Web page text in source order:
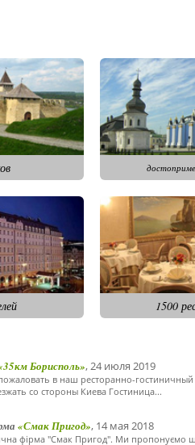
1500
Борисполь», 24 июля 2019
в наш ресторанно-
со стороны Киева Гостиница...
«Смак Пригод», 14 мая 2018
фірма "Смак Пригод". Ми пропонуємо